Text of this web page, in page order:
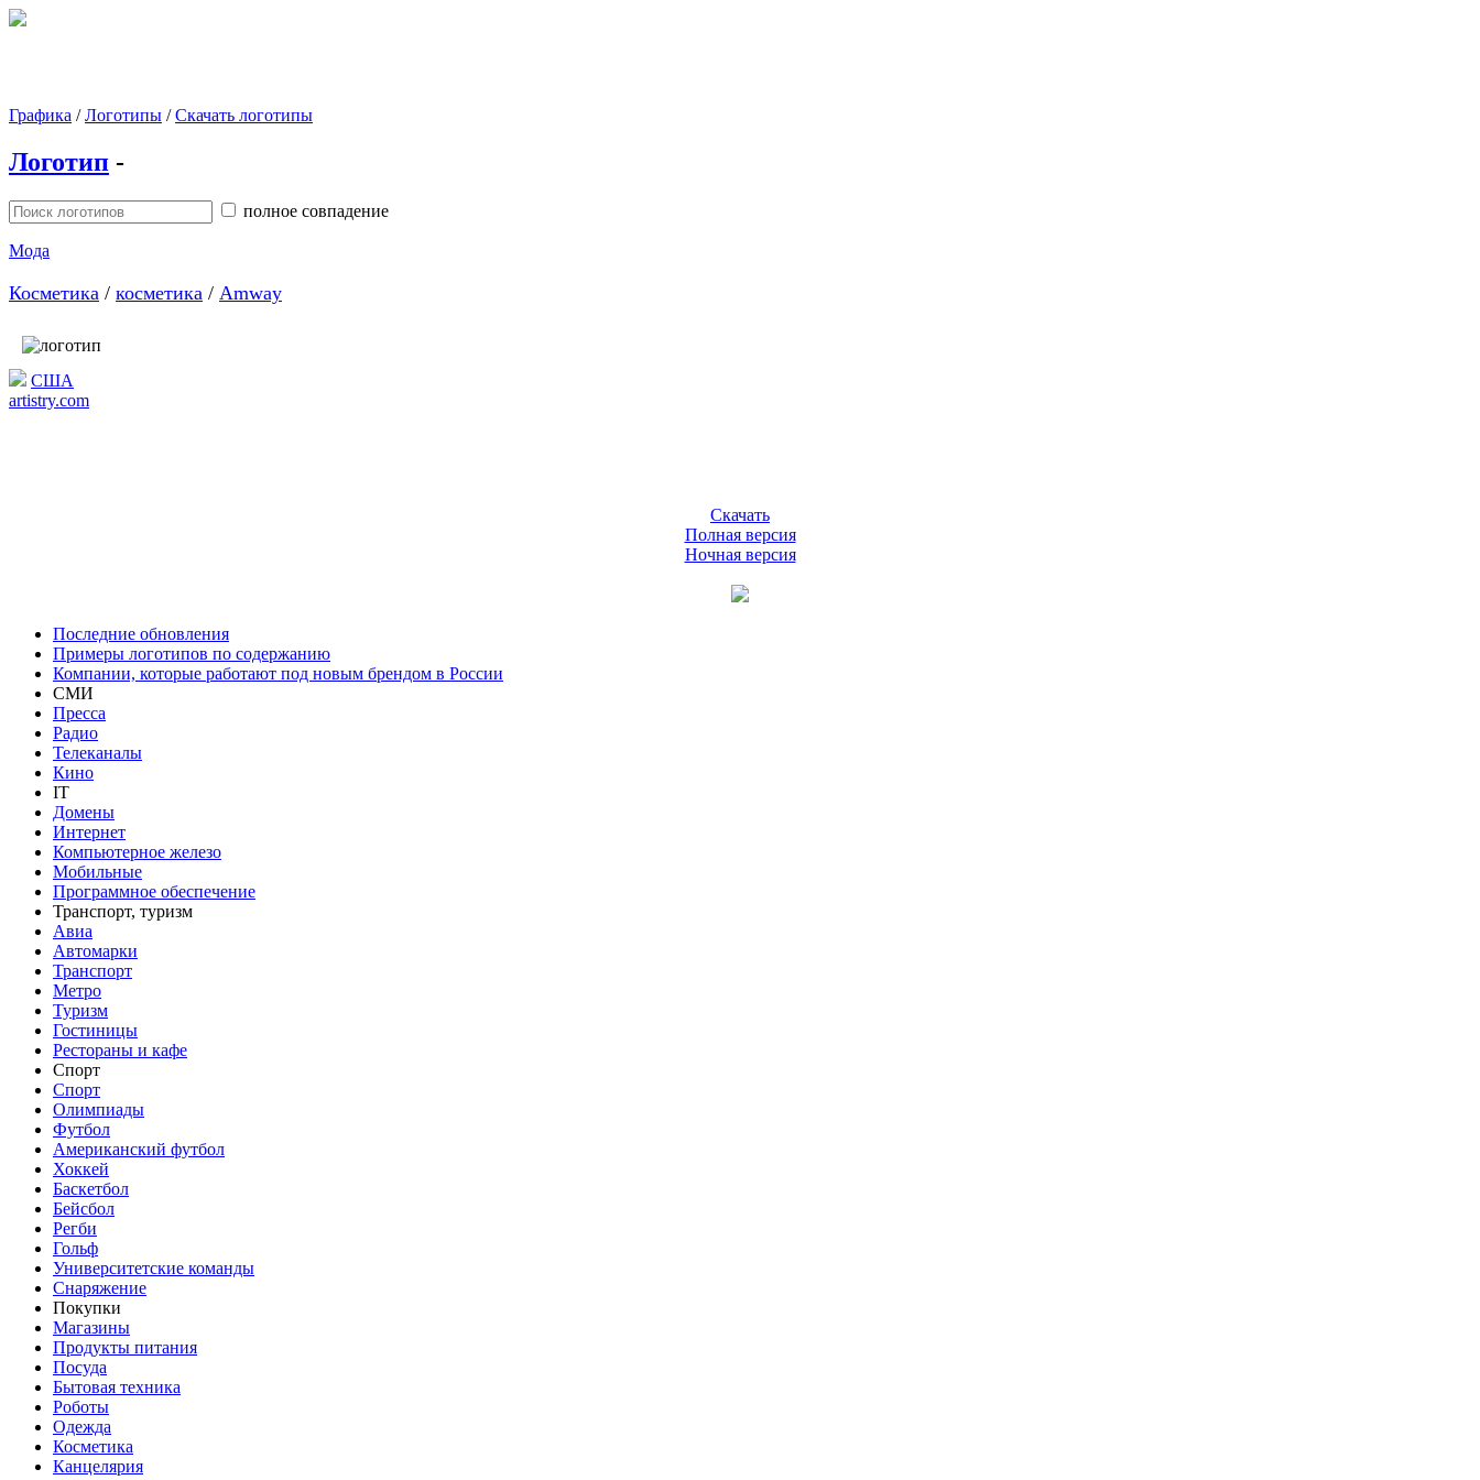
Графика /Логотипы /Скачать логотипы
Логотип -
полное совпадение
Мода
Косметика / косметика / Amway
США
artistry.com
Скачать
Полная версия
Ночная версия
Последние обновления
Примеры логотипов по содержанию
Компании, которые работают под новым брендом в России
СМИ
Пресса
Радио
Телеканалы
Кино
IT
Домены
Интернет
Компьютерное железо
Мобильные
Программное обеспечение
Транспорт, туризм
Авиа
Автомарки
Транспорт
Метро
Туризм
Гостиницы
Рестораны и кафе
Спорт
Спорт
Олимпиады
Футбол
Американский футбол
Хоккей
Баскетбол
Бейсбол
Регби
Гольф
Университетские команды
Снаряжение
Покупки
Магазины
Продукты питания
Посуда
Бытовая техника
Роботы
Одежда
Косметика
Канцелярия